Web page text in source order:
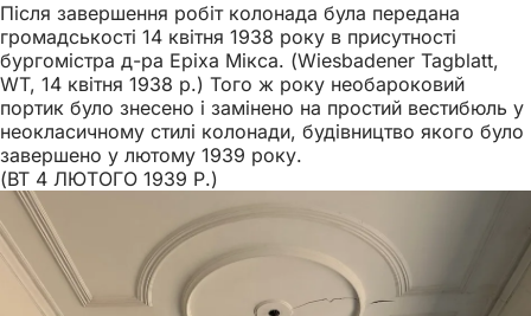
Після завершення робіт колонада була передана
громадськості 14 квітня 1938 року в присутності
бургомістра д-ра Еріха Мікса. (Wiesbadener Tagblatt,
WT, 14 квітня 1938 р.) Того ж року необароковий
портик було знесено і замінено на простий вестибюль у
неокласичному стилі колонади, будівництво якого було
завершено у лютому 1939 року.
(ВТ 4 ЛЮТОГО 1939 Р.)